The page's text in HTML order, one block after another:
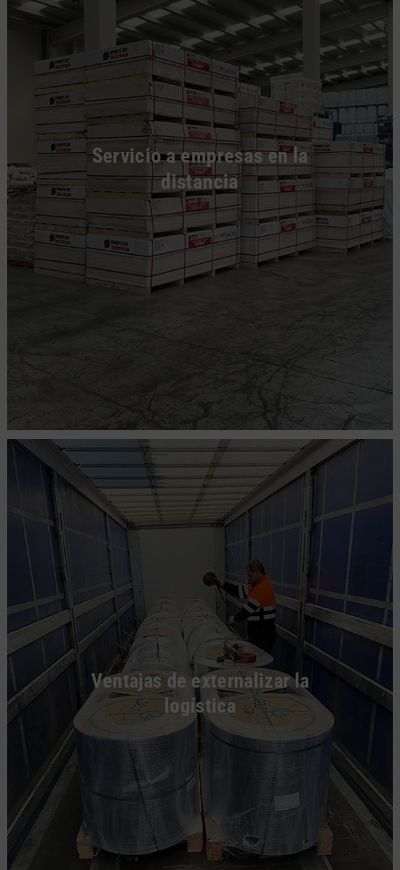
Servicio a empresas en la
distancia
Ventajas de externalizar la
logística